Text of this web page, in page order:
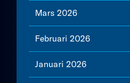
Mars 2026
Februari 2026
Januari 2026